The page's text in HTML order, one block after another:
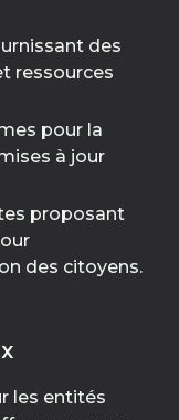
des
ressources
pour la
à jour
proposant
des citoyens.
les entités